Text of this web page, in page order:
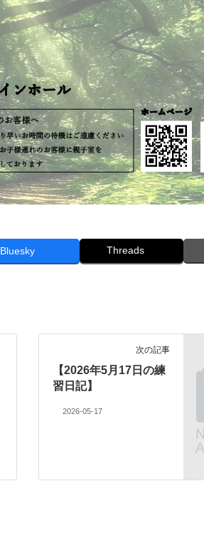
Bluesky Threads
次の記事
【2026年5月17日の練
習日記】
2026-05-17